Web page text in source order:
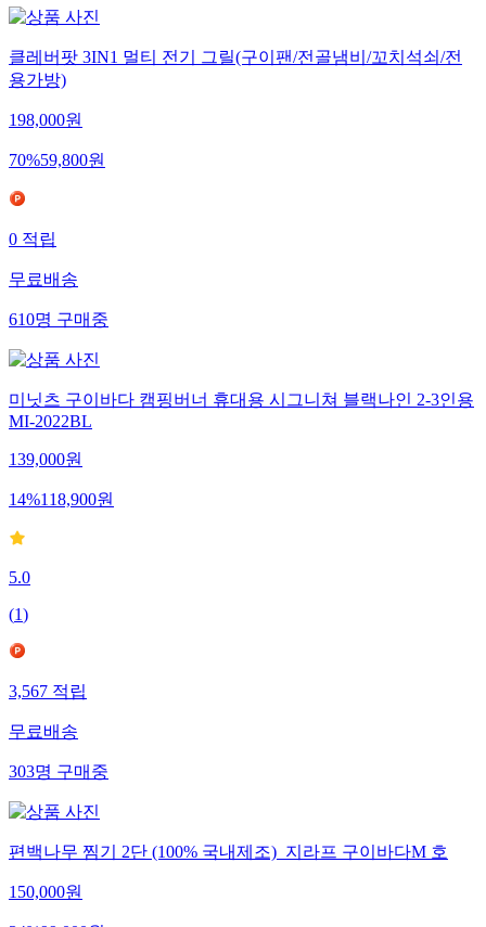
클레버팟 3IN1 멀티 전기 그릴(구이팬/전골냄비/꼬치석쇠/전
용가방)
198,000원
70%59,800원
0적립
무료배송
610명구매중
미닛츠 구이바다 캠핑버너 휴대용 시그니쳐 블랙나인 2-3인용
MI-2022BL
139,000원
14%118,900원
5.0
(1)
3,567적립
무료배송
303명구매중
편백나무 찜기 2단 (100% 국내제조)_지라프 구이바다M 호
150,000원